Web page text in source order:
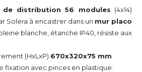
de distribution 56 modules (4x14)
Solera à encastrer dans un mur placo
blanche, étanche IP40, résiste aux
(HxLxP) 670x320x75 mm
fixation avec pinces en plastique.